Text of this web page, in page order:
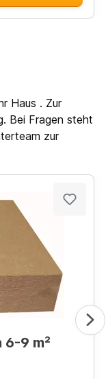
Haus . Zur
Bei Fragen steht
zur
6-9 m²